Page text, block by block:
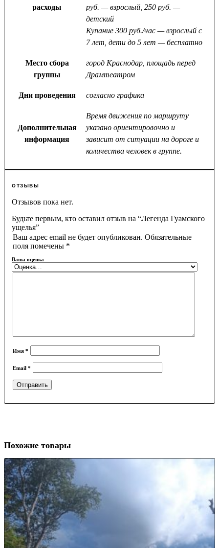
расходы
руб. — взрослый, 250 руб. —
детский
Купание 300 руб./час — взрослый с
7 лет, дети до 5 лет — бесплатно
Место сбора
группы
город Краснодар, площадь перед
Драмтеатром
Дни проведения согласно графика
Дополнительная
информация
Время движения по маршруту
указано ориентировочно и
зависит от ситуации на дороге и
количества человек в группе.
ОТЗЫВЫ
Отзывов пока нет.
Будьте первым, кто оставил отзыв на “Легенда Гуамского
ущелья”
Ваш адрес email не будет опубликован. Обязательные
поля помечены *
Ваша оценка
Имя *
Email *
Похожие товары